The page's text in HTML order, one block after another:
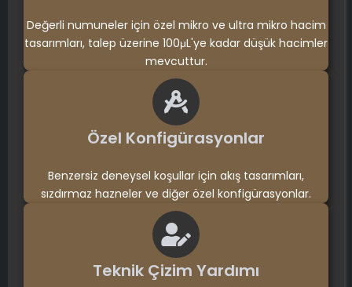
Değerli numuneler için özel mikro ve ultra mikro hacim
tasarımları, talep üzerine 100μL'ye kadar düşük hacimler
mevcuttur.
Özel Konfigürasyonlar
Benzersiz deneysel koşullar için akış tasarımları,
sızdırmaz hazneler ve diğer özel konfigürasyonlar.
Teknik Çizim Yardımı